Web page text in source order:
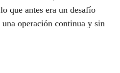
que antes era un desafío
operación continua y sin